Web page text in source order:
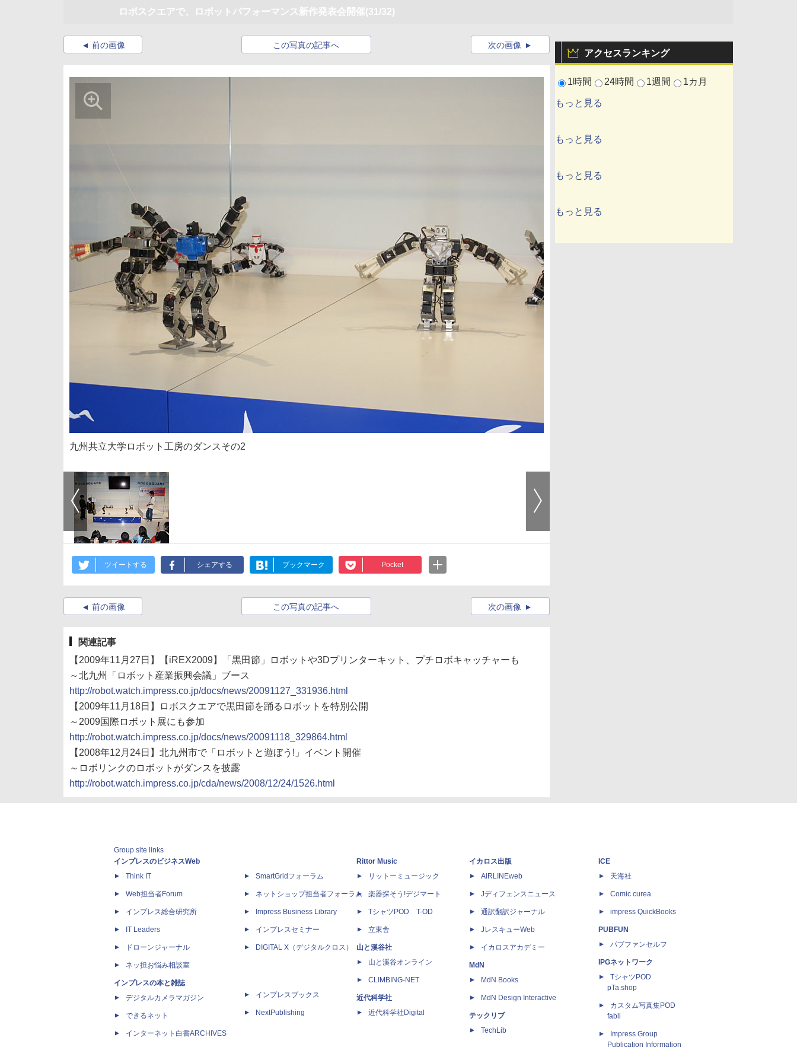
ロボスクエアで、ロボットパフォーマンス新作発表会開催(31/32)
アクセスランキング
1時間 24時間 1週間 1カ月
もっと見る
もっと見る
もっと見る
もっと見る
前の画像 この写真の記事へ 次の画像
九州共立大学ロボット工房のダンスその2
ツイートする シェアする ブックマーク Pocket
前の画像 この写真の記事へ 次の画像
関連記事
【2009年11月27日】【iREX2009】「黒田節」ロボットや3Dプリンターキット、プチロボキャッチャーも
～北九州「ロボット産業振興会議」ブース
http://robot.watch.impress.co.jp/docs/news/20091127_331936.html
【2009年11月18日】ロボスクエアで黒田節を踊るロボットを特別公開
～2009国際ロボット展にも参加
http://robot.watch.impress.co.jp/docs/news/20091118_329864.html
【2008年12月24日】北九州市で「ロボットと遊ぼう!」イベント開催
～ロボリンクのロボットがダンスを披露
http://robot.watch.impress.co.jp/cda/news/2008/12/24/1526.html
Group site links
インプレスのビジネスWeb
Think IT
Web担当者Forum
インプレス総合研究所
IT Leaders
ドローンジャーナル
ネッ担お悩み相談室
インプレスの本と雑誌
デジタルカメラマガジン
できるネット
インターネット白書ARCHIVES
SmartGridフォーラム
ネットショップ担当者フォーラム
Impress Business Library
インプレスセミナー
DIGITAL X（デジタルクロス）
インプレスブックス
NextPublishing
Rittor Music
リットーミュージック
楽器探そう!デジマート
TシャツPOD T-OD
立東舎
山と溪谷社
山と溪谷オンライン
CLIMBING-NET
近代科学社
近代科学社Digital
イカロス出版
AIRLINEweb
Jディフェンスニュース
通訳翻訳ジャーナル
JレスキューWeb
イカロスアカデミー
MdN
MdN Books
MdN Design Interactive
テックリブ
TechLib
ICE
天海社
Comic curea
impress QuickBooks
PUBFUN
パブファンセルフ
IPGネットワーク
TシャツPOD
pTa.shop
カスタム写真集POD
fabli
Impress Group
Publication Information